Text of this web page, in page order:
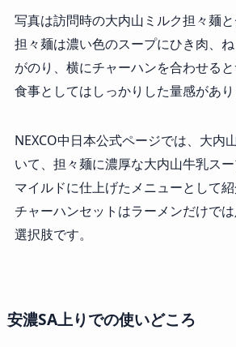
写真は訪問時の大内山ミルク担々麺と
担々麺は濃い色のスープにひき肉、
がのり、横にチャーハンを合わせる
食事としてはしっかりした量感があり
NEXCO中日本公式ページでは、大内
いて、担々麺に濃厚な大内山牛乳スー
マイルドに仕上げたメニューとして紹
チャーハンセットはラーメンだけで
選択肢です。
安濃SA上りでの使いどころ